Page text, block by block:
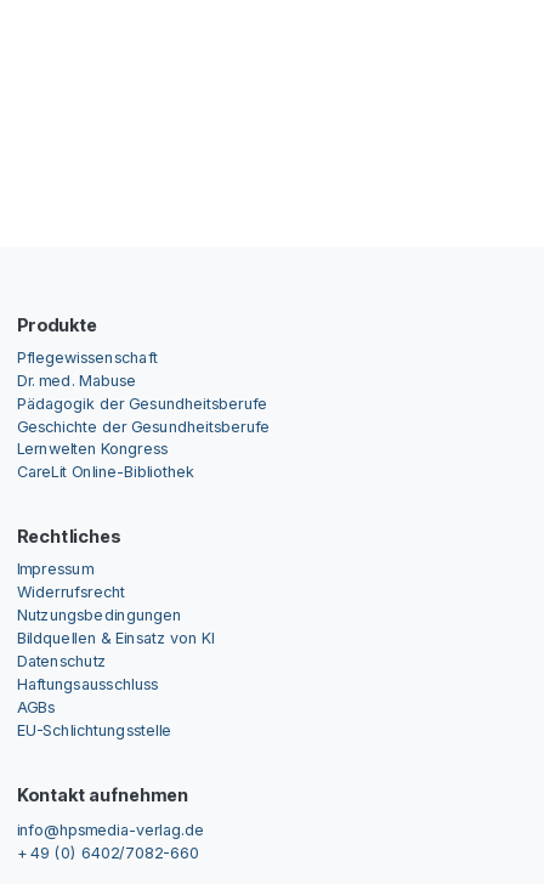
Produkte
Pflegewissenschaft
Dr. med. Mabuse
Pädagogik der Gesundheitsberufe
Geschichte der Gesundheitsberufe
Lernwelten Kongress
CareLit Online-Bibliothek
Rechtliches
Impressum
Widerrufsrecht
Nutzungsbedingungen
Bildquellen & Einsatz von KI
Datenschutz
Haftungsausschluss
AGBs
EU-Schlichtungsstelle
Kontakt aufnehmen
info@hpsmedia-verlag.de
+ 49 (0) 6402/7082-660